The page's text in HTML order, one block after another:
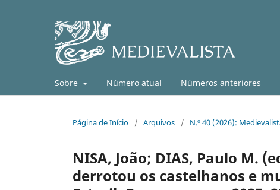
Sobre Número atual Números anteriores
Página de Início / Arquivos / N.º 40 (2026):
NISA, João; DIAS, Paulo M.
derrotou os castelhanos e